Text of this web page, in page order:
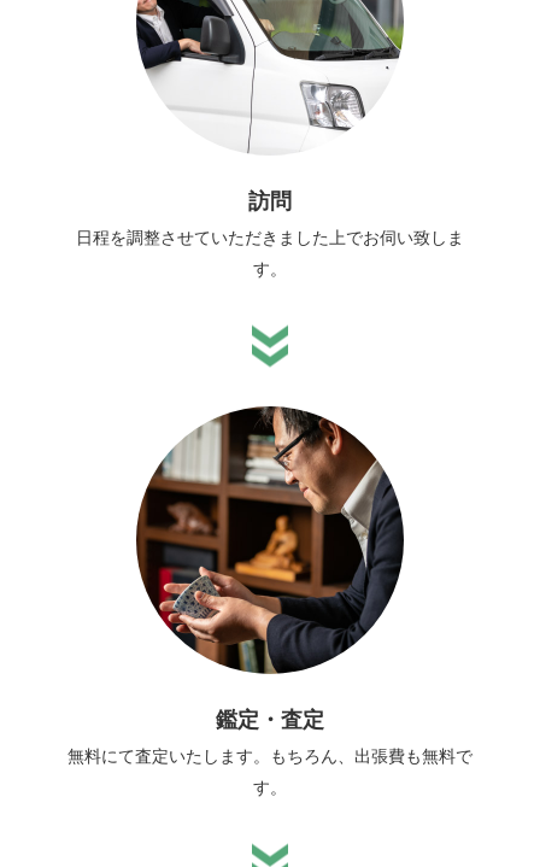
訪問
日程を調整させていただきました上でお伺い致しま
す。
鑑定・査定
無料にて査定いたします。もちろん、出張費も無料で
す。